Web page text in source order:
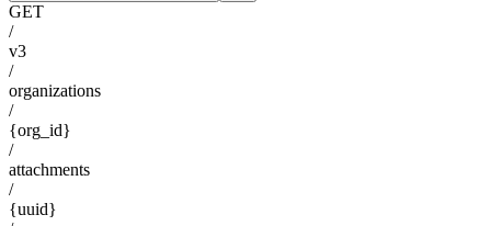
GET
/
v3
/
organizations
/
{org_id}
/
attachments
/
{uuid}